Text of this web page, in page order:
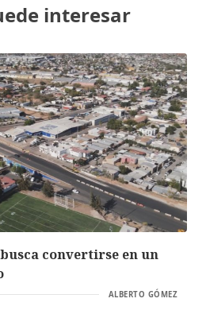
interesar
convertirse en un
ALBERTO GÓMEZ